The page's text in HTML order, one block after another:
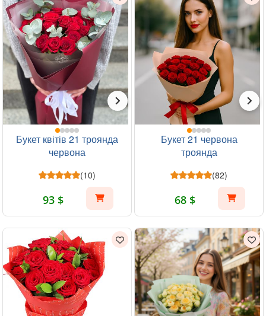
Букет квітів 21 троянда
червона
(10)
93 $
Букет 21 червона
троянда
(82)
68 $